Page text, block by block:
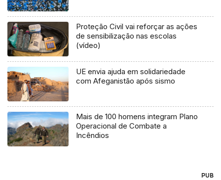
Proteção Civil vai reforçar as ações
de sensibilização nas escolas
(vídeo)
UE envia ajuda em solidariedade
com Afeganistão após sismo
Mais de 100 homens integram Plano
Operacional de Combate a
Incêndios
PUB